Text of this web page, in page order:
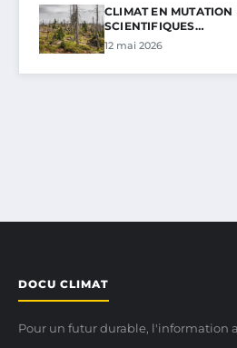
CLIMAT EN MUTATION
SCIENTIFIQUES…
12 mai 2026
DOCU CLIMAT
Pour un futur durable, l'information